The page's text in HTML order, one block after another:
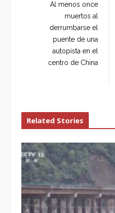
Al menos once
muertos al
derrumbarse el
puente de una
autopista en el
centro de China
Related Stories